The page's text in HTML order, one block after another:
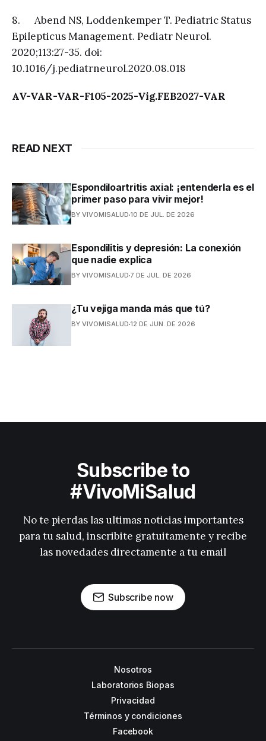
8. Abend NS, Loddenkemper T. Pediatric Status
Epilepticus Management. Pediatr Neurol.
2020;113:27-35. doi:
10.1016/j.pediatrneurol.2020.08.018
AV-VAR-VAR-F105-2025-Vig.FEB2027-VAR
READ NEXT
Espondiloartritis axial: ¡entenderla es el
primer paso para vivir mejor!
BY VIVOMISALUD 10 DE JUL. DE 2026
Espondilitis y depresión: La conexión
que nadie explica
BY VIVOMISALUD 7 DE JUL. DE 2026
¿Tu vejiga manda más que tú?
BY VIVOMISALUD 12 DE JUN. DE 2026
Subscribe to
#VivoMiSalud
No te pierdas las ultimas noticias importantes
para tu salud, inscribite gratuitamente y recibe
las novedades directamente a tu email
Subscribe now
Nosotros
Laboratorios Biopas
Privacidad
Términos y condiciones
Facebook